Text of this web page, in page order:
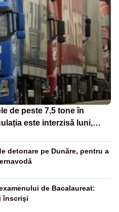
de peste 7,5 tone în
este interzisă luni,
detonare pe Dunăre, pentru a
de Bacalaureat:
înscrişi